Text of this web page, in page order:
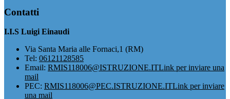
Contatti
I.I.S Luigi Einaudi
Via Santa Maria alle Fornaci,1 (RM)
Tel: 06121128585
Email: RMIS118006@ISTRUZIONE.ITLink per inviare una
mail
PEC: RMIS118006@PEC.ISTRUZIONE.ITLink per inviare
una mail